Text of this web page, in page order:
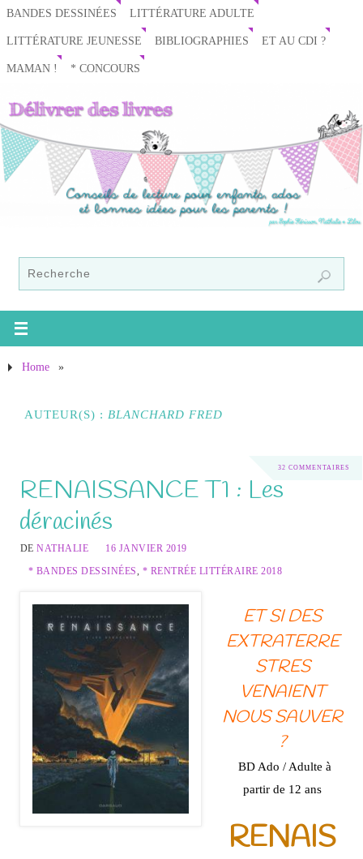
BANDES DESSINÉES LITTÉRATURE ADULTE
LITTÉRATURE JEUNESSE BIBLIOGRAPHIES ET AU CDI ?
MAMAN ! * CONCOURS
Home »
AUTEUR(S) : BLANCHARD FRED
32 COMMENTAIRES
RENAISSANCE T1 : Les
déracinés
DENATHALIE
16 JANVIER 2019
* BANDES DESSINÉES, * RENTRÉE LITTÉRAIRE 2018
ET SI DES
EXTRATERRE
STRES
VENAIENT
NOUS SAUVER
?
BD Ado / Adulte à
partir de 12 ans
RENAIS